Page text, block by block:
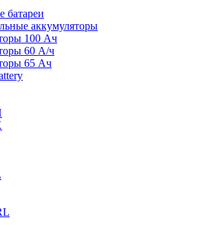
батареи
аккумуляторы
100 Ач
60 А/ч
65 Ач